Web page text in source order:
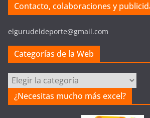
Contacto, colaboraciones y
elgurudeldeporte@gmail.com
Categorías de la Web
Categorías
de
la
¿Necesitas mucho más excel?